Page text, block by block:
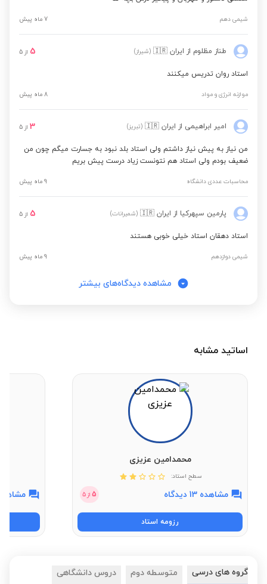
شیمی دهم 7 ماه پیش
طناز مظلوم از ایران 🇮🇷 (شیراز) 5 از 5
استاد روان تدریس میکنند
موازنه انرژی و مواد 8 ماه پیش
امیر ابراهیمی از ایران 🇮🇷 (تبریز) 3 از 5
من نیاز به پیش نیاز داشتم ولی استاد بلد نبود به جسارت میگم چون من
ضعیف بودم ولی استاد هم نتونست زیاد درست پیش بریم
محاسبات عددی دانشگاه 9 ماه پیش
پارمین سپهرکیا از ایران 🇮🇷 (شمیرانات) 5 از 5
استاد دهقان استاد خیلی خوبی هستند
شیمی دوازدهم 9 ماه پیش
مشاهده دیدگاه‌های بیشتر
اساتید مشابه
محمدامین عزیزی
سطح استاد:
مشاهده 13 دیدگاه 5 از 5
رزومه استاد
مشاهده 3
گروه های درسی متوسطه دوم دروس دانشگاهی